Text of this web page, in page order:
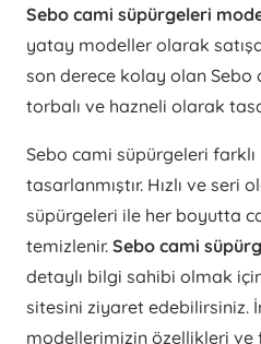
Sebo cami süpürgeleri
yatay modeller olarak
son derece kolay olan Sebo
torbalı ve hazneli olarak
Sebo cami süpürgeleri
tasarlanmıştır. Hızlı ve seri
süpürgeleri ile her boyutta
temizlenir. Sebo cami
detaylı bilgi sahibi olmak
sitesini ziyaret edebilirsiniz.
modellerimizin özellikleri ve